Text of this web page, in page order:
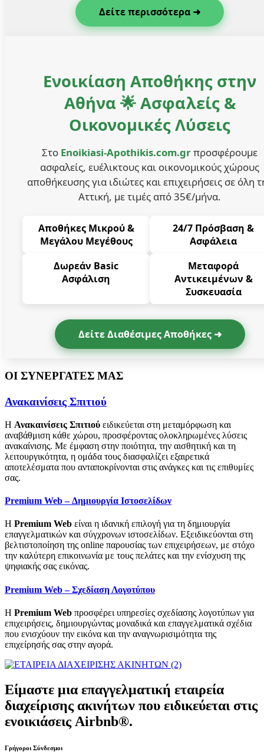
Δείτε περισσότερα ➜
Ενοικίαση Αποθήκης στην
Αθήνα 🌟 Ασφαλείς &
Οικονομικές Λύσεις
Στο Enoikiasi-Apothikis.com.grπροσφέρουμε
ασφαλείς, ευέλικτους και οικονομικούς χώρους
αποθήκευσης για ιδιώτες και επιχειρήσεις σε όλη
Αττική, με τιμές από 35€/μήνα.
Αποθήκες Μικρού &
Μεγάλου Μεγέθους
24/7 Πρόσβαση &
Ασφάλεια
Δωρεάν Basic
Ασφάλιση
Μεταφορά
Αντικειμένων &
Συσκευασία
Δείτε Διαθέσιμες Αποθήκες ➜
ΟΙ ΣΥΝΕΡΓΑΤΕΣ ΜΑΣ
Ανακαινίσεις Σπιτιού
Η Ανακαινίσεις Σπιτιού ειδικεύεται στη μεταμόρφωση και
αναβάθμιση κάθε χώρου, προσφέροντας ολοκληρωμένες λύσεις
ανακαίνισης. Με έμφαση στην ποιότητα, την αισθητική και τη
λειτουργικότητα, η ομάδα τους διασφαλίζει εξαιρετικά
αποτελέσματα που ανταποκρίνονται στις ανάγκες και τις επιθυμίες
σας.
Premium Web – Δημιουργία Ιστοσελίδων
Η Premium Web είναι η ιδανική επιλογή για τη δημιουργία
επαγγελματικών και σύγχρονων ιστοσελίδων. Εξειδικεύονται στη
βελτιστοποίηση της online παρουσίας των επιχειρήσεων, με στόχο
την καλύτερη επικοινωνία με τους πελάτες και την ενίσχυση της
ψηφιακής σας εικόνας.
Premium Web – Σχεδίαση Λογοτύπου
Η Premium Web προσφέρει υπηρεσίες σχεδίασης λογοτύπων για
επιχειρήσεις, δημιουργώντας μοναδικά και επαγγελματικά σχέδια
που ενισχύουν την εικόνα και την αναγνωρισιμότητα της
επιχείρησής σας στην αγορά.
Είμαστε μια επαγγελματική εταιρεία
διαχείρισης ακινήτων που ειδικεύεται στις
ενοικιάσεις Airbnb®.
Γρήγοροι Σύνδεσμοι